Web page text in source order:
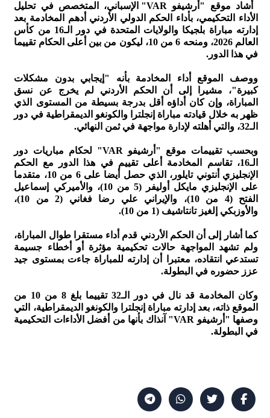
أشاد موقع "أرشيفو VAR" الإسباني، المتخصص في تحليل
الأداء التحكيمي، بأداء الحكم الدولي الأردني أدهم المخادمة بعد
إدارته مباراة بلجيكا والولايات المتحدة في دور الـ16 من كأس
العالم 2026، ومنحه 6 من 10، ليكون من بين أعلى الحكام تقييما
في هذا الدور.
ووصف الموقع أداء المخادمة بأنه "إيجابي بدون مشكلات
كبيرة"، مشيرا إلى أن الحكم الأردني لم يخرج عن نسق
المباراة، وإن كان أداؤه أقل بدرجة بسيطة من المستوى الذي
ظهر به خلال قيادته مباراة إنجلترا والكونغو الديمقراطية في دور
الـ32، والتي أهلته لإدارة مواجهة في ثمن النهائي.
وبحسب تقييمات موقع "أرشيفو VAR" لحكام مباريات دور
الـ16، تقاسم المخادمة أعلى تقييم في هذا الدور مع الحكم
الإنجليزي أنتوني تايلور، الذي حصل أيضا على 6 من 10، متقدما
على الإنجليزي مايكل أوليفر (5 من 10)، والأميركي إسماعيل
الفتح (4 من 10)، والإيراني علي رضا فغاني (2 من 10)،
والأوزبكي إلغيز تانتاشيف (1 من 10).
كما أشار إلى أن الحكم الأردني قدم أداء مستقرا طوال المباراة،
ولم تشهد المواجهة حالات تحكيمية مؤثرة أو أخطاء جسيمة
تستدعي انتقاده، معتبرا أن إدارته للمباراة جاءت بمستوى جيد
عزز حضوره في البطولة.
وكان المخادمة قد نال في دور الـ32 تقييما بلغ 8 من 10 من
الموقع ذاته، بعد إدارته مباراة إنجلترا والكونغو الديمقراطية، التي
وصفها "أرشيفو VAR" آنذاك بأنها من أفضل الأداءات التحكيمية
في البطولة.